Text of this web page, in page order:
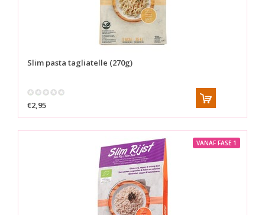
Slim pasta tagliatelle (270g)
€2,95
VANAF FASE 1